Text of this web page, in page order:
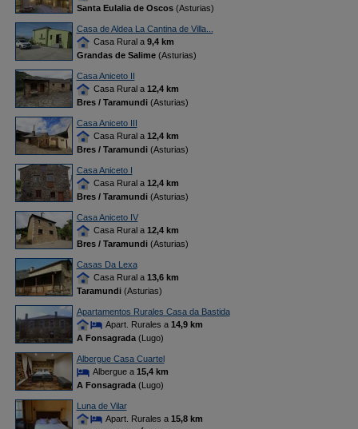
Santa Eulalia de Oscos(Asturias)
Casa de Aldea La Cantina de Villa...
Casa Rural a 9,4 km
Grandas de Salime(Asturias)
Casa Aniceto II
Casa Rural a 12,4 km
Bres / Taramundi(Asturias)
Casa Aniceto III
Casa Rural a 12,4 km
Bres / Taramundi(Asturias)
Casa Aniceto I
Casa Rural a 12,4 km
Bres / Taramundi(Asturias)
Casa Aniceto IV
Casa Rural a 12,4 km
Bres / Taramundi(Asturias)
Casas Da Lexa
Casa Rural a 13,6 km
Taramundi(Asturias)
Apartamentos Rurales Casa da Bastida
Apart. Rurales a 14,9 km
A Fonsagrada(Lugo)
Albergue Casa Cuartel
Albergue a 15,4 km
A Fonsagrada(Lugo)
Luna de Vilar
Apart. Rurales a 15,8 km